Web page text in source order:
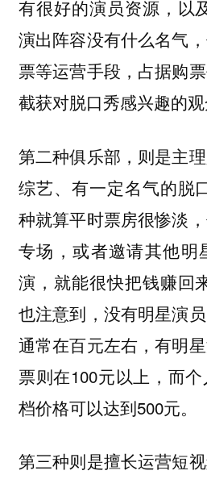
有很好的演员资源，以
演出阵容没有什么名气
票等运营手段，占据购
截获对脱口秀感兴趣的观
第二种俱乐部，则是主
综艺、有一定名气的脱
种就算平时票房很惨淡
专场，或者邀请其他明
演，就能很快把钱赚回
也注意到，没有明星演
通常在百元左右，有明
票则在100元以上，而
档价格可以达到500元。
第三种则是擅长运营短